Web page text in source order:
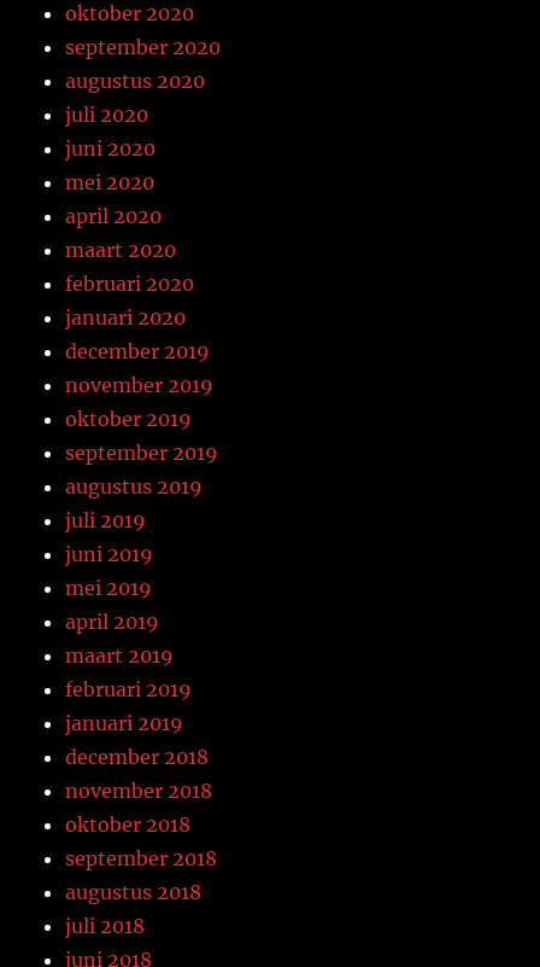
oktober 2020
september 2020
augustus 2020
juli 2020
juni 2020
mei 2020
april 2020
maart 2020
februari 2020
januari 2020
december 2019
november 2019
oktober 2019
september 2019
augustus 2019
juli 2019
juni 2019
mei 2019
april 2019
maart 2019
februari 2019
januari 2019
december 2018
november 2018
oktober 2018
september 2018
augustus 2018
juli 2018
juni 2018